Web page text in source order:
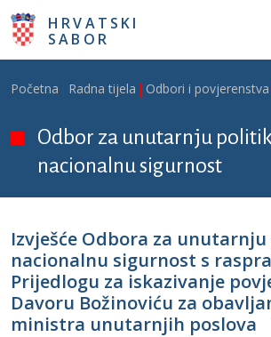
Skoči na glavni sadržaj
HRVATSKI
SABOR
Breadcrumb
Početna Radna tijela Odbori i povjerenstva
Odbor za unutarnju
nacionalnu sigurnost
Izvješće Odbora za
nacionalnu sigurnost s
Prijedlogu za iskazivanje
Davoru Božinoviću za
ministra unutarnjih poslova